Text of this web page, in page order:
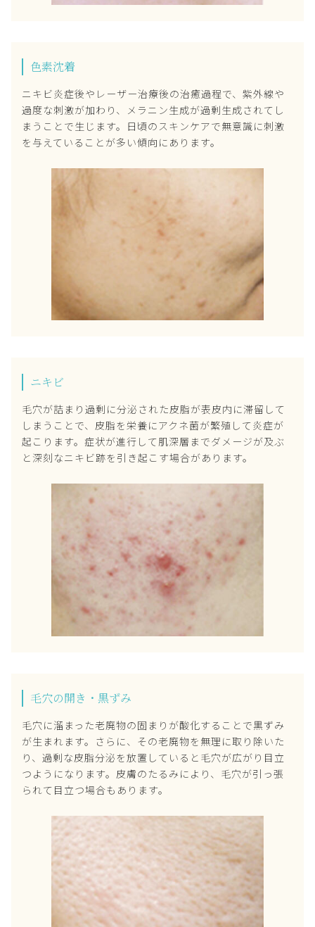
色素沈着
ニキビ炎症後やレーザー治療後の治癒過程で、紫外線や
過度な刺激が加わり、メラニン生成が過剰生成されてし
まうことで生じます。日頃のスキンケアで無意識に刺激
を与えていることが多い傾向にあります。
ニキビ
毛穴が詰まり過剰に分泌された皮脂が表皮内に滞留して
しまうことで、皮脂を栄養にアクネ菌が繁殖して炎症が
起こります。症状が進行して肌深層までダメージが及ぶ
と深刻なニキビ跡を引き起こす場合があります。
毛穴の開き・黒ずみ
毛穴に溜まった老廃物の固まりが酸化することで黒ずみ
が生まれます。さらに、その老廃物を無理に取り除いた
り、過剰な皮脂分泌を放置していると毛穴が広がり目立
つようになります。皮膚のたるみにより、毛穴が引っ張
られて目立つ場合もあります。